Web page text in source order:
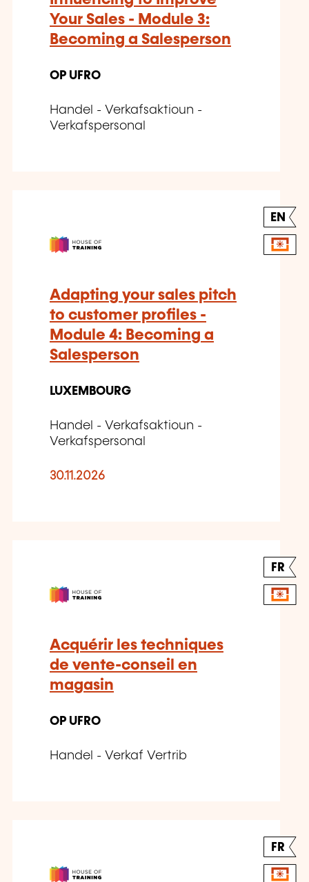
Your Sales - Module 3:
Becoming a Salesperson
OP UFRO
Handel - Verkafsaktioun -
Verkafspersonal
EN
Adapting your sales pitch
to customer profiles -
Module 4: Becoming a
Salesperson
LUXEMBOURG
Handel - Verkafsaktioun -
Verkafspersonal
30.11.2026
FR
Acquérir les techniques
de vente-conseil en
magasin
OP UFRO
Handel - Verkaf Vertrib
FR